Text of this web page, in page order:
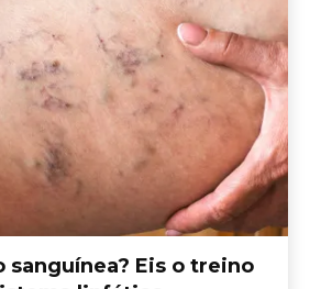
sanguínea? Eis o treino